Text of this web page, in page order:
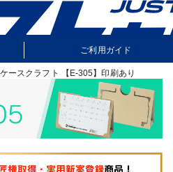
ご利用ガイド
よくあるご質問
ースクラフト 【E-305】印刷あり